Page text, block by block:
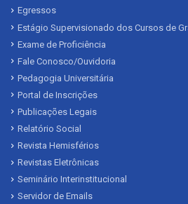
Egressos
Estágio Supervisionado dos Cursos de
Exame de Proficiência
Fale Conosco/Ouvidoria
Pedagogia Universitária
Portal de Inscrições
Publicações Legais
Relatório Social
Revista Hemisférios
Revistas Eletrônicas
Seminário Interinstitucional
Servidor de Emails